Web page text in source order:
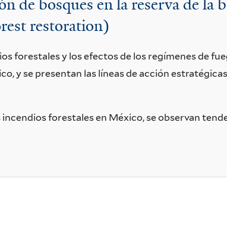
de bosques en la reserva de
restoration)
forestales y los efectos de los regímenes de
y se presentan las líneas de acción
forestales en México, se observan